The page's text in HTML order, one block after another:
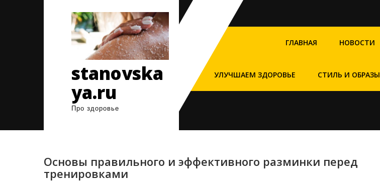
stanovska
ya.ru
Про здоровье
ГЛАВНАЯ НОВОСТИ
УЛУЧШАЕМ ЗДОРОВЬЕ СТИЛЬ И ОБРАЗЫ
Основы правильного и эффективного разминки перед
тренировками